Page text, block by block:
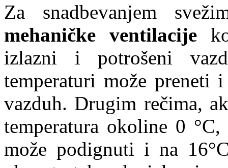
Za snadbevanjem
mehaničke ventilacije
izlazni i potrošeni
temperaturi može preneti
vazduh. Drugim rečima,
temperatura okoline 0 °C,
može podignuti i na